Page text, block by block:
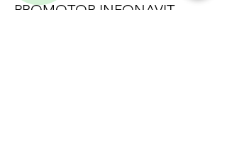
PROMOTOR INFONAVIT